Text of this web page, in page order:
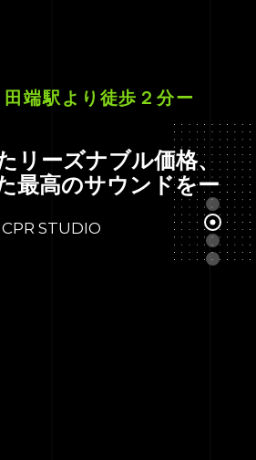
リーズナブル価格、
最高のサウンドをー
端駅より徒歩２分ー
CPR STUDIO